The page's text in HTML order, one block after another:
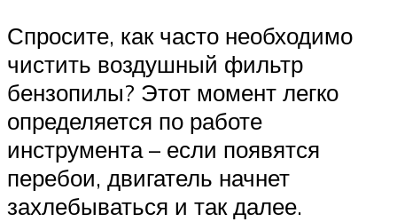
Спросите, как часто необходимо
чистить воздушный фильтр
бензопилы? Этот момент легко
определяется по работе
инструмента – если появятся
перебои, двигатель начнет
захлебываться и так далее.